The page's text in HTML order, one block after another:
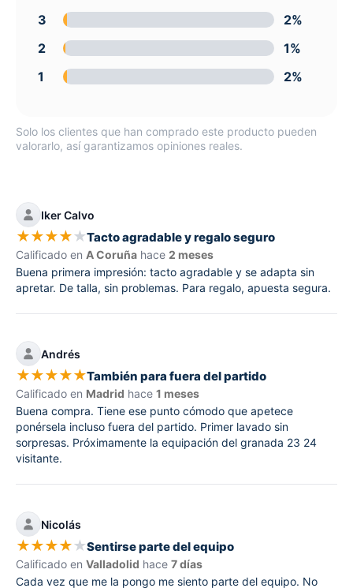
3
2%
2
1%
1
2%
Solo los clientes que han comprado este producto pueden
valorarlo, así garantizamos opiniones reales.
Iker Calvo
★★★★★Tacto agradable y regalo seguro
Calificado en A Coruña hace 2 meses
Buena primera impresión: tacto agradable y se adapta sin
apretar. De talla, sin problemas. Para regalo, apuesta segura.
Andrés
★★★★★También para fuera del partido
Calificado en Madrid hace 1 meses
Buena compra. Tiene ese punto cómodo que apetece
ponérsela incluso fuera del partido. Primer lavado sin
sorpresas. Próximamente la equipación del granada 23 24
visitante.
Nicolás
★★★★★Sentirse parte del equipo
Calificado en Valladolid hace 7 días
Cada vez que me la pongo me siento parte del equipo. No